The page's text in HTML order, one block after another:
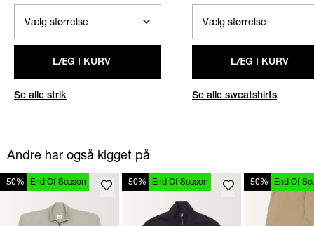
LÆG I KURV
Se alle strik
LÆG I KURV
Se alle sweatshirts
Andre har også kigget på
-50% End Of Season -50% End Of Season -50% End Of